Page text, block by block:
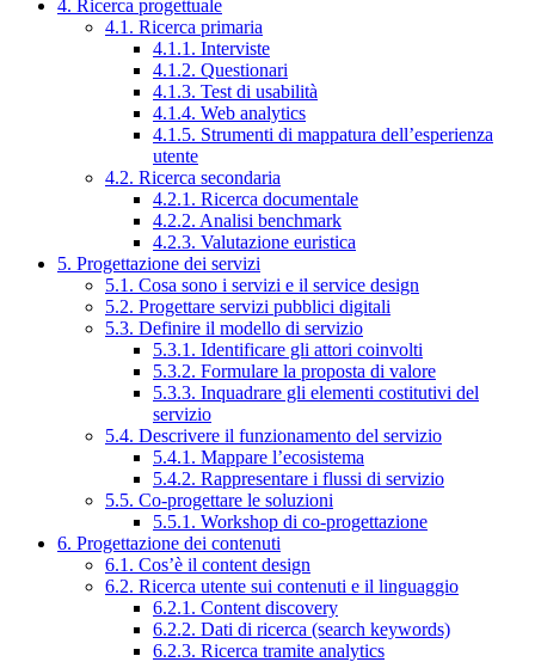
4. Ricerca progettuale
4.1. Ricerca primaria
4.1.1. Interviste
4.1.2. Questionari
4.1.3. Test di usabilità
4.1.4. Web analytics
4.1.5. Strumenti di mappatura dell’esperienza
utente
4.2. Ricerca secondaria
4.2.1. Ricerca documentale
4.2.2. Analisi benchmark
4.2.3. Valutazione euristica
5. Progettazione dei servizi
5.1. Cosa sono i servizi e il service design
5.2. Progettare servizi pubblici digitali
5.3. Definire il modello di servizio
5.3.1. Identificare gli attori coinvolti
5.3.2. Formulare la proposta di valore
5.3.3. Inquadrare gli elementi costitutivi del
servizio
5.4. Descrivere il funzionamento del servizio
5.4.1. Mappare l’ecosistema
5.4.2. Rappresentare i flussi di servizio
5.5. Co-progettare le soluzioni
5.5.1. Workshop di co-progettazione
6. Progettazione dei contenuti
6.1. Cos’è il content design
6.2. Ricerca utente sui contenuti e il linguaggio
6.2.1. Content discovery
6.2.2. Dati di ricerca (search keywords)
6.2.3. Ricerca tramite analytics